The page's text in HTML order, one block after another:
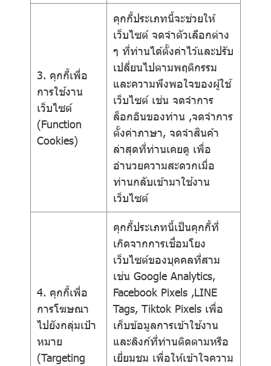
3. คุกกี้เพื่อ
การใช้งาน
เว็บไซต์
(Function
Cookies)
คุกกี้ประเภทนี้จะช่วยให้
เว็บไซต์ จดจำตัวเลือกต่าง
ๆ ที่ท่านได้ตั้งค่าไว้และปรับ
เปลี่ยนไปตามพฤติกรรม
และความพึงพอใจของผู้ใช้
เว็บไซต์ เช่น จดจำการ
ล็อกอินของท่าน ,จดจำการ
ตั้งค่าภาษา, จดจำสินค้า
ล่าสุดที่ท่านเคยดู เพื่อ
อำนวยความสะดวกเมื่อ
ท่านกลับเข้ามาใช้งาน
เว็บไซต์
4. คุกกี้เพื่อ
การโฆษณา
ไปยังกลุ่มเป้า
หมาย
(Targeting
คุกกี้ประเภทนี้เป็นคุกกี้ที่
เกิดจากการเชื่อมโยง
เว็บไซต์ของบุคคลที่สาม
เช่น Google Analytics,
Facebook Pixels ,LINE
Tags, Tiktok Pixels เพื่อ
เก็บข้อมูลการเข้าใช้งาน
และลิงก์ที่ท่านติดตามหรือ
เยี่ยมชม เพื่อให้เข้าใจความ